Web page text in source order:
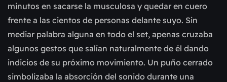
minutos en sacarse la musculosa y quedar en cuero
frente a las cientos de personas delante suyo. Sin
mediar palabra alguna en todo el set, apenas cruzaba
algunos gestos que salían naturalmente de él dando
indicios de su próximo movimiento. Un puño cerrado
simbolizaba la absorción del sonido durante una